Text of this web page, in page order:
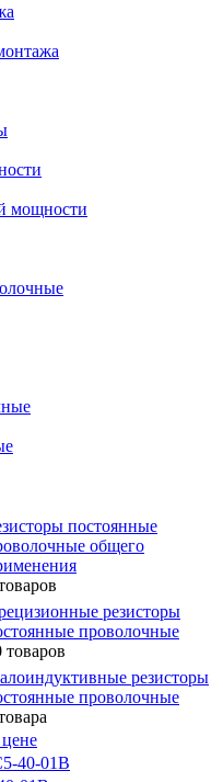
мощности
постоянные
общего
резисторы
проволочные
товаров
резисторы
проволочные